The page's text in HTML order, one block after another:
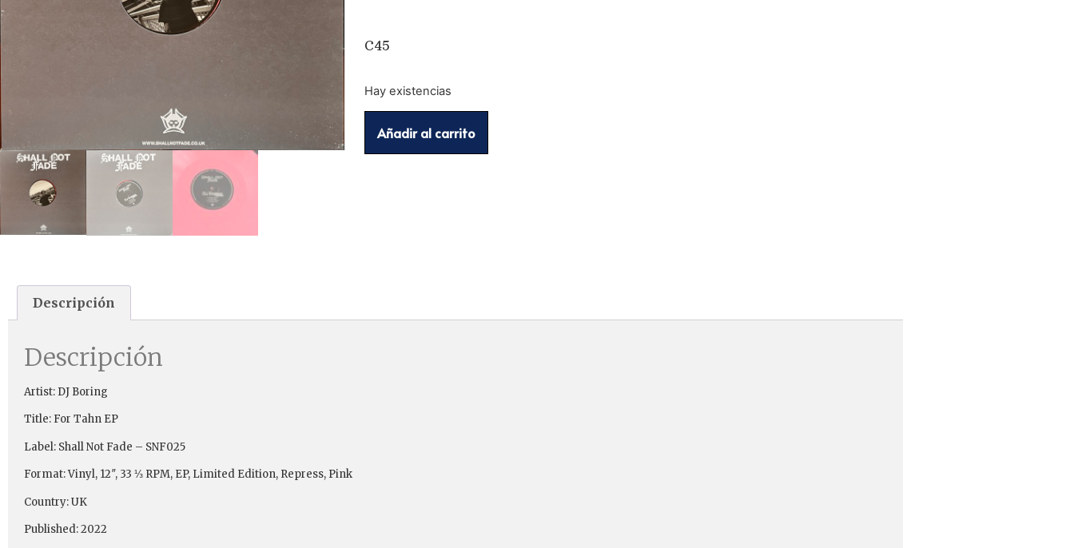
C45
Hay existencias
Añadir al carrito
Descripción
Descripción
Artist: DJ Boring
Title: For Tahn EP
Label: Shall Not Fade – SNF025
Format: Vinyl, 12″, 33 ⅓ RPM, EP, Limited Edition, Repress, Pink
Country: UK
Published: 2022